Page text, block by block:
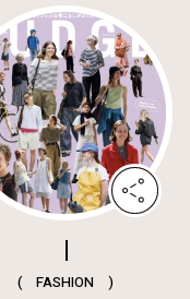
( FASHION )